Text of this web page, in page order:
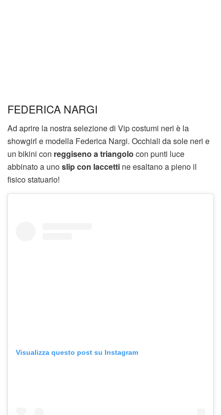
FEDERICA NARGI
Ad aprire la nostra selezione di Vip costumi neri è la
showgirl e modella Federica Nargi. Occhiali da sole neri e
un bikini con reggiseno a triangolo con punti luce
abbinato a unoslip con laccetti ne esaltano a pieno il
fisico statuario!
Visualizza questo post su Instagram